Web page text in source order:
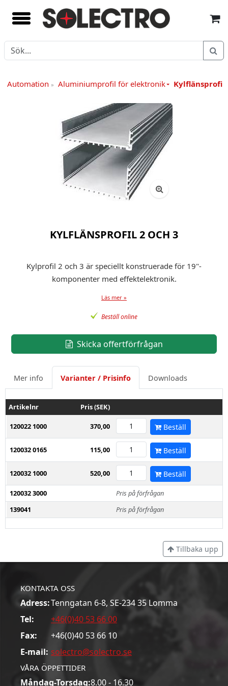
/ Automation » Aluminiumprofil för elektronik Kylflänsprofil
KYLFLÄNSPROFIL 2 OCH 3
Kylprofil 2 och 3 är speciellt konstruerade för 19"-
komponenter med effektelektronik.
Läs mer »
Beställ online
Skicka offertförfrågan
Mer info Varianter / Prisinfo Downloads
Artikelnr Pris (SEK)
120022 1000 370,00 Beställ
120032 0165 115,00 Beställ
120032 1000 520,00 Beställ
120032 3000
Pris på förfrågan
139041
Pris på förfrågan
Tillbaka upp
KONTAKTA OSS
Adress:Tenngatan 6-8, SE-234 35 Lomma
Tel:
+46(0)40 53 66 00
Fax:
+46(0)40 53 66 10
E-mail: solectro@solectro.se
VÅRA ÖPPETTIDER
Måndag-Torsdag:8.00 - 16.30